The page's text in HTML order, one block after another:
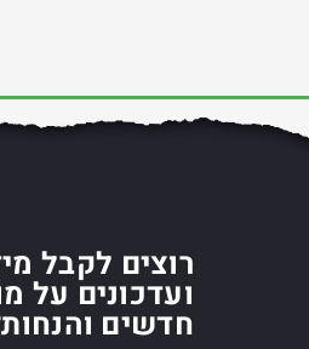
רוצים לקבל
ועדכונים על
חדשים